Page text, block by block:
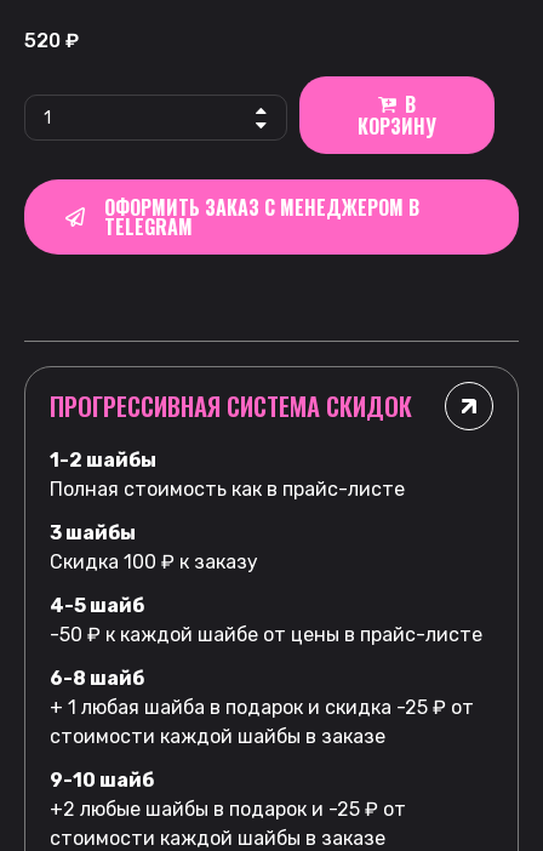
520 ₽
В
КОРЗИНУ
ОФОРМИТЬ ЗАКАЗ С МЕНЕДЖЕРОМ В
TELEGRAM
ПРОГРЕССИВНАЯ СИСТЕМА СКИДОК
1-2 шайбы
Полная стоимость как в прайс-листе
3 шайбы
Скидка 100 ₽ к заказу
4-5 шайб
-50 ₽ к каждой шайбе от цены в прайс-листе
6-8 шайб
+ 1 любая шайба в подарок и скидка -25 ₽ от
стоимости каждой шайбы в заказе
9-10 шайб
+2 любые шайбы в подарок и -25 ₽ от
стоимости каждой шайбы в заказе